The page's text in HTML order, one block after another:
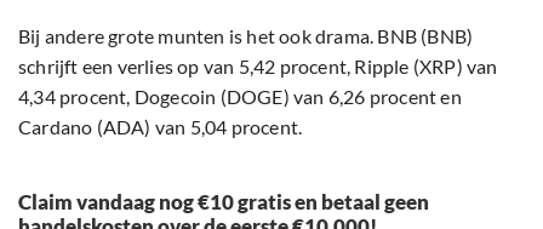
Bij andere grote munten is het ook drama. BNB (BNB)
schrijft een verlies op van 5,42 procent, Ripple (XRP) van
4,34 procent, Dogecoin (DOGE) van 6,26 procent en
Cardano (ADA) van 5,04 procent.
Claim vandaag nog €10 gratis en betaal geen